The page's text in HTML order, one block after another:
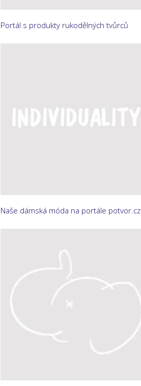
Portál s produkty rukodělných tvůrců
Naše dámská móda na portále potvor.cz